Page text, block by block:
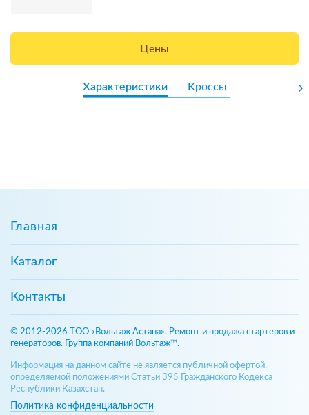
Цены
Характеристики Кроссы
Главная
Каталог
Контакты
© 2012-2026 ТОО «Вольтаж Астана». Ремонт и продажа стартеров и
генераторов. Группа компаний Вольтаж™.
Информация на данном сайте не является публичной офертой,
определяемой положениями Статьи 395 Гражданского Кодекса
Республики Казахстан.
Политика конфиденциальности